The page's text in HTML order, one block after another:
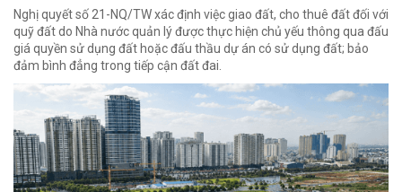
Nghị quyết số 21-NQ/TW xác định việc giao đất, cho thuê đất đối với
quỹ đất do Nhà nước quản lý được thực hiện chủ yếu thông qua đấu
giá quyền sử dụng đất hoặc đấu thầu dự án có sử dụng đất; bảo
đảm bình đẳng trong tiếp cận đất đai.